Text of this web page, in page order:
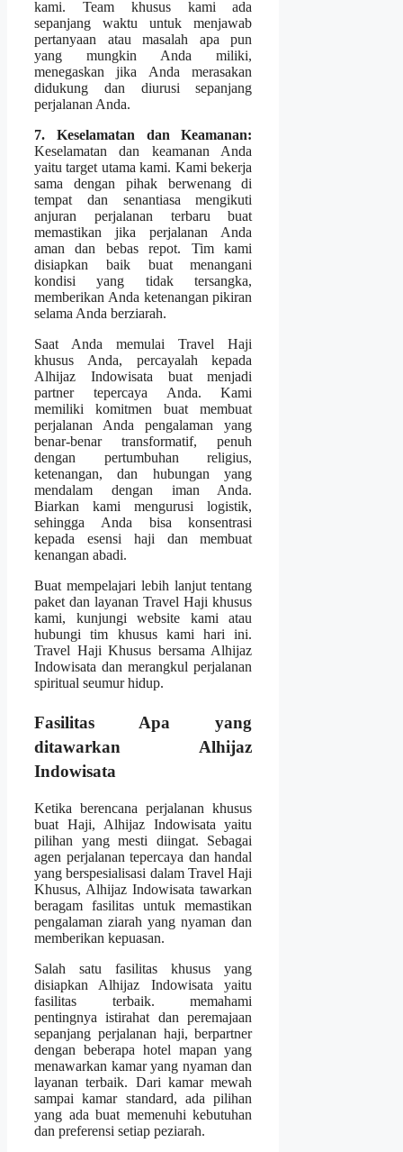
kami. Team khusus kami ada
sepanjang waktu untuk menjawab
pertanyaan atau masalah apa pun
yang mungkin Anda miliki,
menegaskan jika Anda merasakan
didukung dan diurusi sepanjang
perjalanan Anda.
7. Keselamatan dan Keamanan:
Keselamatan dan keamanan Anda
yaitu target utama kami. Kami bekerja
sama dengan pihak berwenang di
tempat dan senantiasa mengikuti
anjuran perjalanan terbaru buat
memastikan jika perjalanan Anda
aman dan bebas repot. Tim kami
disiapkan baik buat menangani
kondisi yang tidak tersangka,
memberikan Anda ketenangan pikiran
selama Anda berziarah.
Saat Anda memulai Travel Haji
khusus Anda, percayalah kepada
Alhijaz Indowisata buat menjadi
partner tepercaya Anda. Kami
memiliki komitmen buat membuat
perjalanan Anda pengalaman yang
benar-benar transformatif, penuh
dengan pertumbuhan religius,
ketenangan, dan hubungan yang
mendalam dengan iman Anda.
Biarkan kami mengurusi logistik,
sehingga Anda bisa konsentrasi
kepada esensi haji dan membuat
kenangan abadi.
Buat mempelajari lebih lanjut tentang
paket dan layanan Travel Haji khusus
kami, kunjungi website kami atau
hubungi tim khusus kami hari ini.
Travel Haji Khusus bersama Alhijaz
Indowisata dan merangkul perjalanan
spiritual seumur hidup.
Fasilitas Apa yang
ditawarkan Alhijaz
Indowisata
Ketika berencana perjalanan khusus
buat Haji, Alhijaz Indowisata yaitu
pilihan yang mesti diingat. Sebagai
agen perjalanan tepercaya dan handal
yang berspesialisasi dalam Travel Haji
Khusus, Alhijaz Indowisata tawarkan
beragam fasilitas untuk memastikan
pengalaman ziarah yang nyaman dan
memberikan kepuasan.
Salah satu fasilitas khusus yang
disiapkan Alhijaz Indowisata yaitu
fasilitas terbaik. memahami
pentingnya istirahat dan peremajaan
sepanjang perjalanan haji, berpartner
dengan beberapa hotel mapan yang
menawarkan kamar yang nyaman dan
layanan terbaik. Dari kamar mewah
sampai kamar standard, ada pilihan
yang ada buat memenuhi kebutuhan
dan preferensi setiap peziarah.